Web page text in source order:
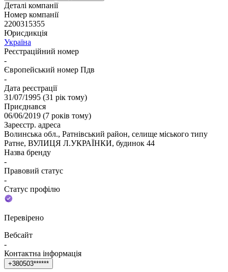
Деталі компанії
Номер компанії
2200315355
Юрисдикція
Україна
Реєстраційний номер
-
Європейський номер Пдв
-
Дата реєстрації
31/07/1995 (31 рік тому)
Приєднався
06/06/2019 (7 років тому)
Зареєстр. адреса
Волинська обл., Ратнівський район, селище міського типу
Ратне, ВУЛИЦЯ Л.УКРАЇНКИ, будинок 44
Назва бренду
-
Правовий статус
-
Статус профілю
Перевірено
Вебсайт
-
Контактна інформація
+380503******